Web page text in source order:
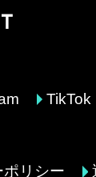
TikTok
リシー